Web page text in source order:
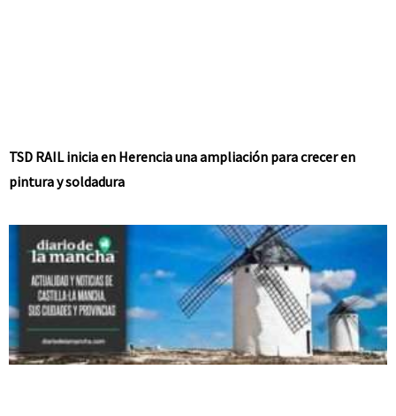
TSD RAIL inicia en Herencia una ampliación para crecer en
pintura y soldadura